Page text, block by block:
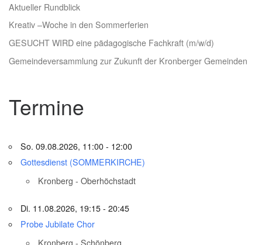
Aktueller Rundblick
Kreativ –Woche in den Sommerferien
GESUCHT WIRD eine pädagogische Fachkraft (m/w/d)
Gemeindeversammlung zur Zukunft der Kronberger Gemeinden
Termine
So. 09.08.2026, 11:00 - 12:00
Gottesdienst (SOMMERKIRCHE)
Kronberg - Oberhöchstadt
Di. 11.08.2026, 19:15 - 20:45
Probe Jubilate Chor